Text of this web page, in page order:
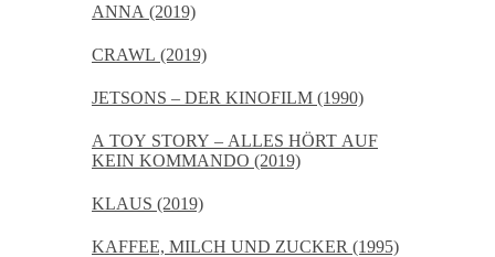
ANNA (2019)
CRAWL (2019)
JETSONS – DER KINOFILM (1990)
A TOY STORY – ALLES HÖRT AUF
KEIN KOMMANDO (2019)
KLAUS (2019)
KAFFEE, MILCH UND ZUCKER (1995)